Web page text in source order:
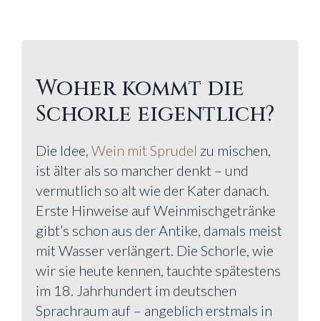
Woher kommt die
Schorle eigentlich?
Die Idee, Wein mit Sprudel zu mischen,
ist älter als so mancher denkt – und
vermutlich so alt wie der Kater danach.
Erste Hinweise auf Weinmischgetränke
gibt’s schon aus der Antike, damals meist
mit Wasser verlängert. Die Schorle, wie
wir sie heute kennen, tauchte spätestens
im 18. Jahrhundert im deutschen
Sprachraum auf – angeblich erstmals in